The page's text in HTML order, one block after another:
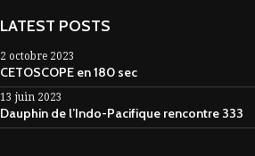
LATEST POSTS
2 octobre 2023
CETOSCOPE en 180 sec
13 juin 2023
Dauphin de l’Indo-Pacifique rencontre 333